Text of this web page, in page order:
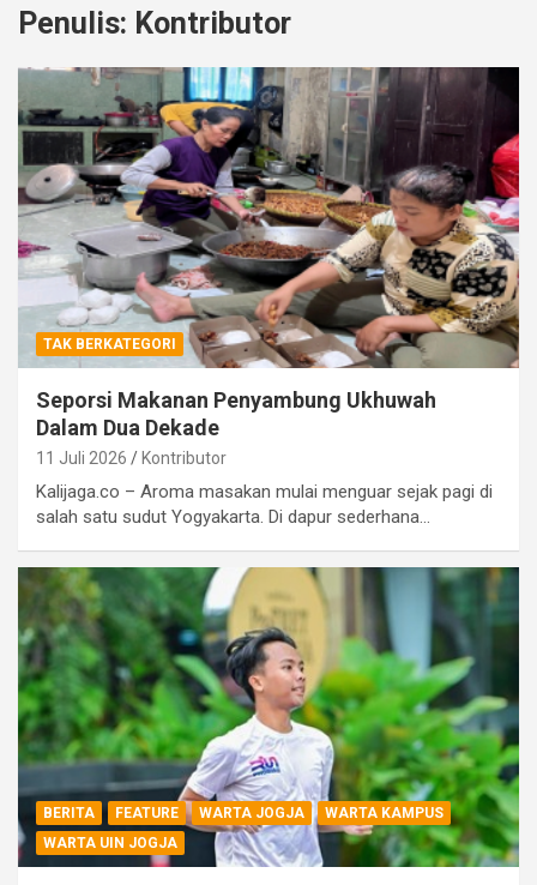
Penulis: Kontributor
TAK BERKATEGORI
Seporsi Makanan Penyambung Ukhuwah
Dalam Dua Dekade
11 Juli 2026 Kontributor
Kalijaga.co – Aroma masakan mulai menguar sejak pagi di
salah satu sudut Yogyakarta. Di dapur sederhana…
BERITA FEATURE WARTA JOGJA
WARTA KAMPUS
WARTA UIN JOGJA